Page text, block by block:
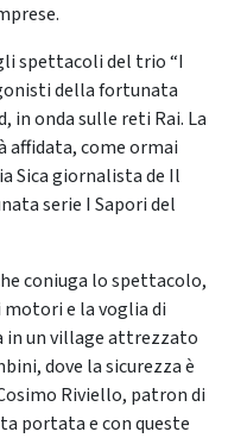
spettacoli del trio “I
della fortunata
in onda sulle reti Rai. La
affidata, come ormai
Sica giornalista de Il
serie I Sapori del
coniuga lo spettacolo,
e la voglia di
in un village attrezzato
dove la sicurezza è
Riviello, patron di
portata e con queste